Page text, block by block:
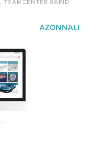
, TEAMCENTER RAPID
AZONNALI